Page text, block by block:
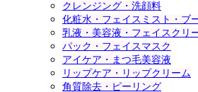
クレンジング・洗顔料
化粧水・フェイスミスト・ブ
乳液・美容液・フェイスクリ
パック・フェイスマスク
アイケア・まつ毛美容液
リップケア・リップクリーム
角質除去・ピーリング